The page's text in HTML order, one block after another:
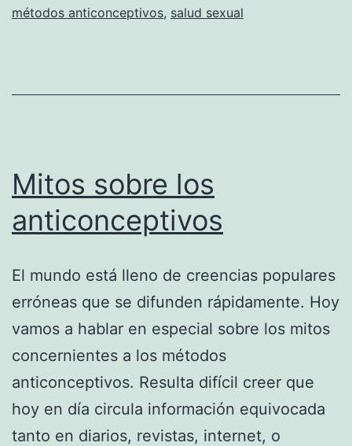
métodos anticonceptivos, salud sexual
Mitos sobre los
anticonceptivos
El mundo está lleno de creencias populares
erróneas que se difunden rápidamente. Hoy
vamos a hablar en especial sobre los mitos
concernientes a los métodos
anticonceptivos. Resulta difícil creer que
hoy en día circula información equivocada
tanto en diarios, revistas, internet, o